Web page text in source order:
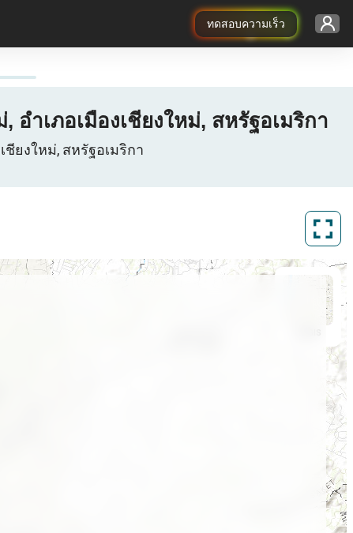
ทดสอบความเร็ว
ำเภอเมืองเชียงใหม่, สหรัฐอเมริกา
ชียงใหม่, สหรัฐอเมริกา